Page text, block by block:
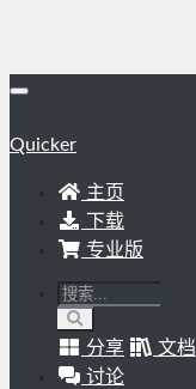
Quicker
主页
下载
专业版
分享
文档
讨论